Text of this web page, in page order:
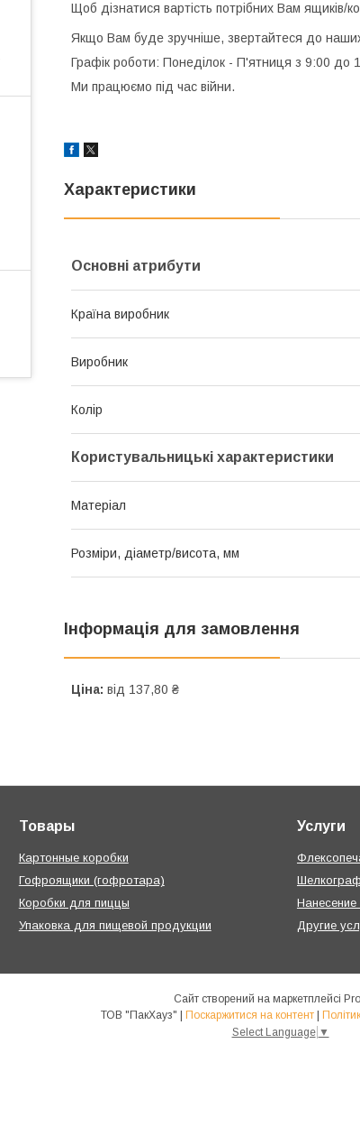
Щоб дізнатися вартість потрібних Вам ящиків/
Якщо Вам буде зручніше, звертайтеся до
Графік роботи: Понеділок - П'ятниця з 9:00 до
Ми працюємо під час війни.
Характеристики
Основні атрибути
Країна виробник
Виробник
Колір
Користувальницькі характеристики
Матеріал
Розміри, діаметр/висота, мм
Інформація для замовлення
Ціна: від 137,80 ₴
Товары
Картонные коробки
Гофроящики (гофротара)
Коробки для пиццы
Упаковка для пищевой продукции
Услуги
Нанесение
Другие
Сайт створений на маркетплейсі
Поскаржитися на контент
Select Language ▼